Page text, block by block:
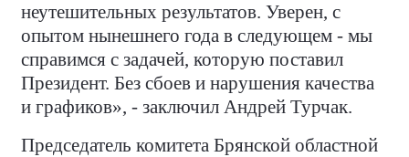
неутешительных результатов. Уверен, с
опытом нынешнего года в следующем - мы
справимся с задачей, которую поставил
Президент. Без сбоев и нарушения качества
и графиков», - заключил Андрей Турчак.
Председатель комитета Брянской областной